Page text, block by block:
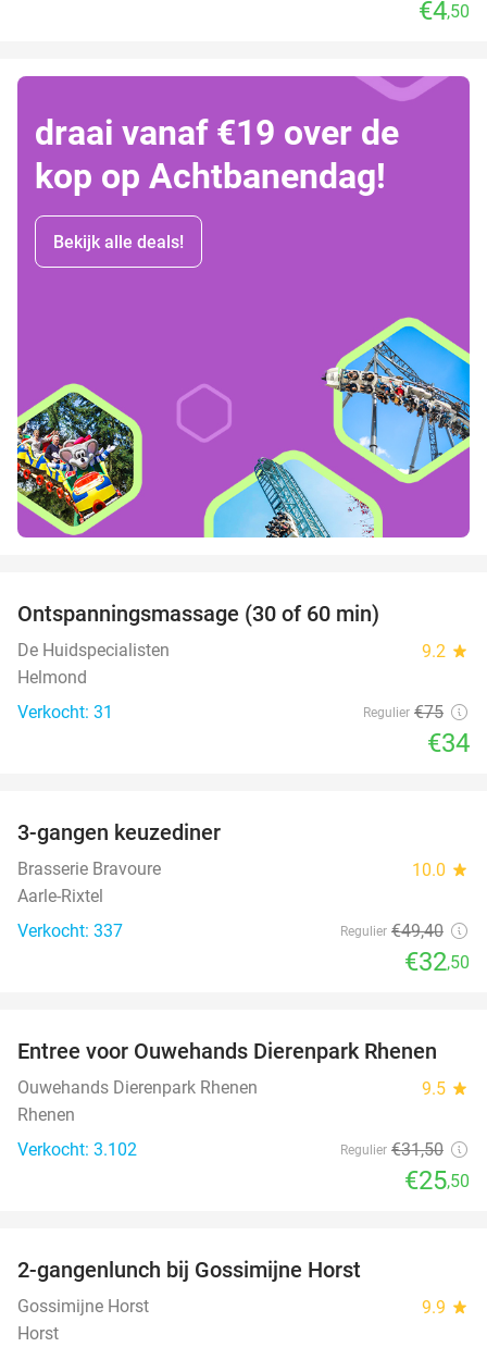
€4,50
draai vanaf €19 over de
kop op Achtbanendag!
Bekijk alle deals!
Ontspanningsmassage (30 of 60 min)
De Huidspecialisten 9.2 star
Helmond
Verkocht: 31
Regulier €75
€34
3-gangen keuzediner
Brasserie Bravoure 10.0 star
Aarle-Rixtel
Verkocht: 337
Regulier €49,40
€32,50
19%
Entree voor Ouwehands Dierenpark Rhenen
Ouwehands Dierenpark Rhenen 9.5 star
Rhenen
Verkocht: 3.102
Regulier €31,50
€25,50
2-gangenlunch bij Gossimijne Horst
Gossimijne Horst 9.9 star
Horst